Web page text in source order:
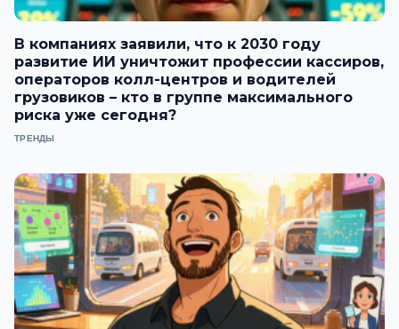
В компаниях заявили, что к 2030 году
развитие ИИ уничтожит профессии кассиров,
операторов колл-центров и водителей
грузовиков – кто в группе максимального
риска уже сегодня?
ТРЕНДЫ